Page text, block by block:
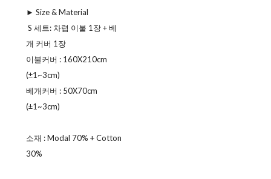
► Size & Material
ㅤ S 세트: 차렵 이불 1장 + 베
개 커버 1장
ㅤ이불커버 : 160X210cm
(±1~3cm)
ㅤ베개커버 : 50X70cm
(±1~3cm)
소재 : Modal 70% + Cotton
30%